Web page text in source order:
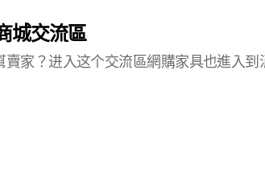
城交流區
家？进入这个交流區網購家具也進入到